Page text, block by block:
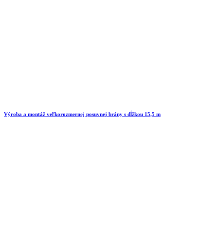
Výroba a montáž veľkorozmernej posuvnej brány s dĺžkou 15,5 m